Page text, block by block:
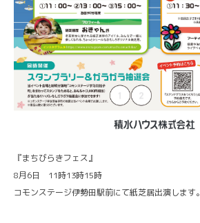
『まちびらきフェス』
8月6日 11時13時15時
コモンステージ伊勢田駅前にて紙芝居出演します。